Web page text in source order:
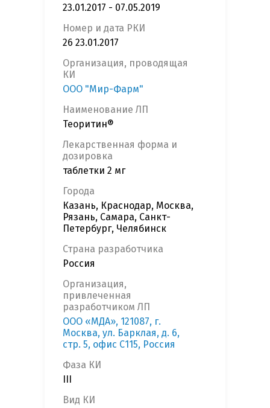
23.01.2017 - 07.05.2019
Номер и дата РКИ
26 23.01.2017
Организация, проводящая
КИ
ООО "Мир-Фарм"
Наименование ЛП
Теоритин®
Лекарственная форма и
дозировка
таблетки 2 мг
Города
Казань, Краснодар, Москва,
Рязань, Самара, Санкт-
Петербург, Челябинск
Страна разработчика
Россия
Организация,
привлеченная
разработчиком ЛП
ООО «МДА», 121087, г.
Москва, ул. Барклая, д. 6,
стр. 5, офис С115, Россия
Фаза КИ
Вид КИ